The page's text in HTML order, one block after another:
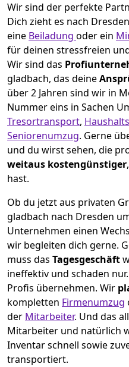
Wir sind der perfekte
Dich zieht es nach
eine Beiladung oder ein
für deinen stressfreien
Wir sind das
gladbach, das deine
über 2 Jahren sind wir in
Nummer eins in Sachen
Tresortransport,
Seniorenumzug. Gerne
und du wirst sehen, die
weitaus kostengünstiger
hast.
Ob du jetzt aus privaten
gladbach nach Dresden
Unternehmen einen
wir begleiten dich gerne.
muss das Tagesgeschäft
ineffektiv und schaden
Profis übernehmen. Wir
kompletten Firmenumzug
der Mitarbeiter. Und das
Mitarbeiter und natürlich
Inventar schnell sowie
transportiert.